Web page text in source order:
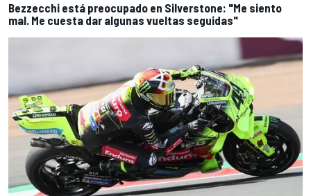
Bezzecchi está preocupado en Silverstone: "Me siento
mal. Me cuesta dar algunas vueltas seguidas"